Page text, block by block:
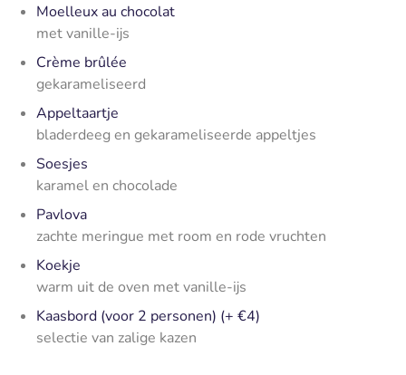
Moelleux au chocolat
met vanille-ijs
Crème brûlée
gekarameliseerd
Appeltaartje
bladerdeeg en gekarameliseerde appeltjes
Soesjes
karamel en chocolade
Pavlova
zachte meringue met room en rode vruchten
Koekje
warm uit de oven met vanille-ijs
Kaasbord (voor 2 personen) (+ €4)
selectie van zalige kazen